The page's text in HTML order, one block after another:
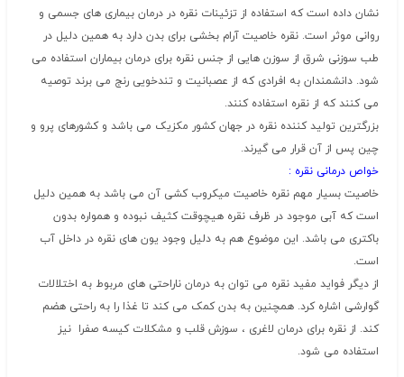
نشان داده است که استفاده از تزئینات نقره در درمان بیماری های جسمی و
روانی موثر است. نقره خاصیت آرام بخشی برای بدن دارد به همین دلیل در
طب سوزنی شرق از سوزن هایی از جنس نقره برای درمان بیماران استفاده می
شود. دانشمندان به افرادی که از عصبانیت و تندخویی رنج می برند توصیه
می کنند که از نقره استفاده کنند.
بزرگترین تولید کننده نقره در جهان کشور مکزیک می باشد و کشورهای پرو و
چین پس از آن قرار می گیرند.
خواص درمانی نقره :
خاصیت بسیار مهم نقره خاصیت میکروب کشی آن می باشد به همین دلیل
است که آبی موجود در ظرف نقره هیچوقت کثیف نبوده و همواره بدون
باکتری می باشد. این موضوع هم به دلیل وجود یون های نقره در داخل آب
است.
از دیگر فواید مفید نقره می توان به درمان ناراحتی های مربوط به اختلالات
گوارشی اشاره کرد. همچنین به بدن کمک می کند تا غذا را به راحتی هضم
کند. از نقره برای درمان لاغری ، سوزش قلب و مشکلات کیسه صفرا نیز
استفاده می شود.